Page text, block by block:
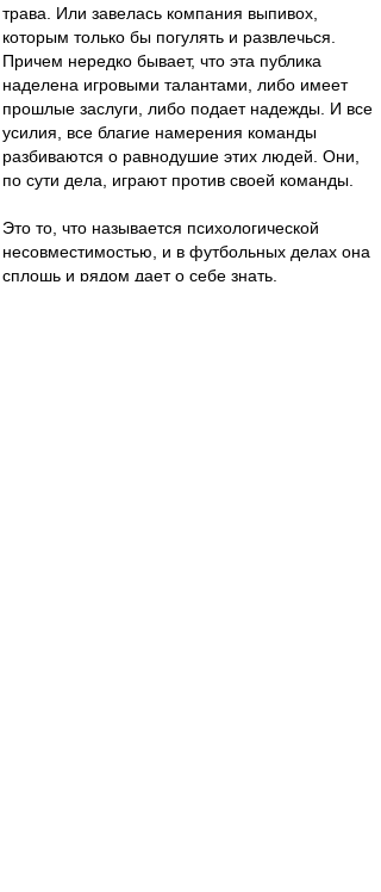
трава. Или завелась компания выпивох,
которым только бы погулять и развлечься.
Причем нередко бывает, что эта публика
наделена игровыми талантами, либо имеет
прошлые заслуги, либо подает надежды. И все
усилия, все благие намерения команды
разбиваются о равнодушие этих людей. Они,
по сути дела, играют против своей команды.
Это то, что называется психологической
несовместимостью, и в футбольных делах она
сплошь и рядом дает о себе знать.